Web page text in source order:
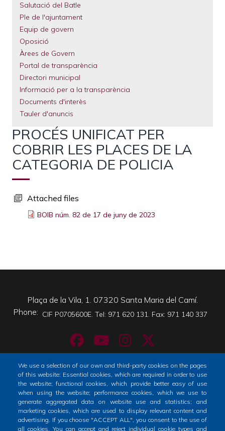
Serveis
Municipals
Tràmits
Salutació del Batle
Ple de l'ajuntament
Equip de govern
Oposició
Àrees de Govern
Portal de transparència
Directori municipal
Informació per a la transparència
Documents d'interès
Tauler d'anuncis
PROCÉS UNIFICAT PER
COBRIR LES PLACES DE LA
CATEGORIA DE POLICIA
Attached files
BOIB núm. 82 de 17 de juny de 2023
Footer
menu
1
Home Tràmits City
Horari atenció al públic
De dilluns a dimecres i divendres: de 9 a 14h
Plaça de la Vila, 1. 07320 Santa Maria del Camí.
Phone
CIF P0705600E. Tel: 971 620 131. Fax: 971 140 337
We use a selection of our own and third-party cookies on the pages
of this website: Essential cookies, which are required in order to use
the website; functional cookies, which provide better easy of use
when using the website; performance cookies, which we use to
generate aggregated data on website use and statistics; and
marketing cookies, which are used to display relevant content and
advertising. If you choose "ACCEPT ALL", you consent to the use of
all cookies. You can accept and reject individual cookie types and